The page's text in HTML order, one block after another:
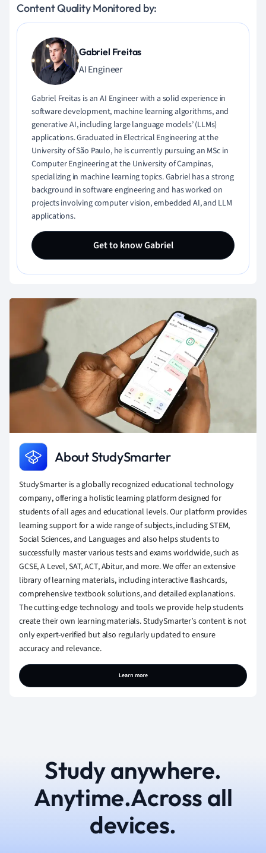
Content Quality Monitored by:
Gabriel Freitas
AI Engineer
Gabriel Freitas is an AI Engineer with a solid experience in
software development, machine learning algorithms, and
generative AI, including large language models’ (LLMs)
applications. Graduated in Electrical Engineering at the
University of São Paulo, he is currently pursuing an MSc in
Computer Engineering at the University of Campinas,
specializing in machine learning topics. Gabriel has a strong
background in software engineering and has worked on
projects involving computer vision, embedded AI, and LLM
applications.
Get to know Gabriel
About StudySmarter
StudySmarter is a globally recognized educational technology
company, offering a holistic learning platform designed for
students of all ages and educational levels. Our platform provides
learning support for a wide range of subjects, including STEM,
Social Sciences, and Languages and also helps students to
successfully master various tests and exams worldwide, such as
GCSE, A Level, SAT, ACT, Abitur, and more. We offer an extensive
library of learning materials, including interactive flashcards,
comprehensive textbook solutions, and detailed explanations.
The cutting-edge technology and tools we provide help students
create their own learning materials. StudySmarter’s content is not
only expert-verified but also regularly updated to ensure
accuracy and relevance.
Learn more
Study anywhere.
Anytime.Across all
devices.